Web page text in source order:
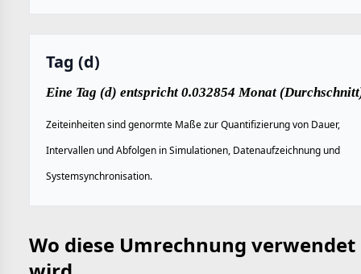
Tag (d)
Eine Tag (d) entspricht 0.032854 Monat
Zeiteinheiten sind genormte Maße zur Quantifizierung von Dauer,
Intervallen und Abfolgen in Simulationen, Datenaufzeichnung und
Systemsynchronisation.
Wo diese Umrechnung verwendet